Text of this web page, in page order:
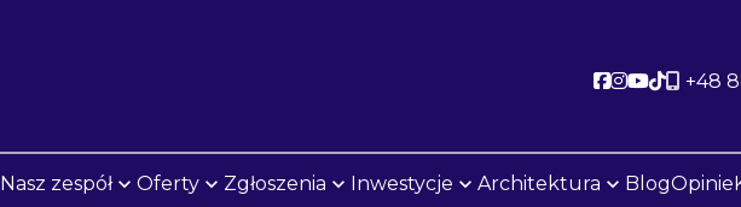
Social link
Social link
Social
Social
+48
Nasz zespół Oferty Zgłoszenia Inwestycje Architektura BlogOpinie